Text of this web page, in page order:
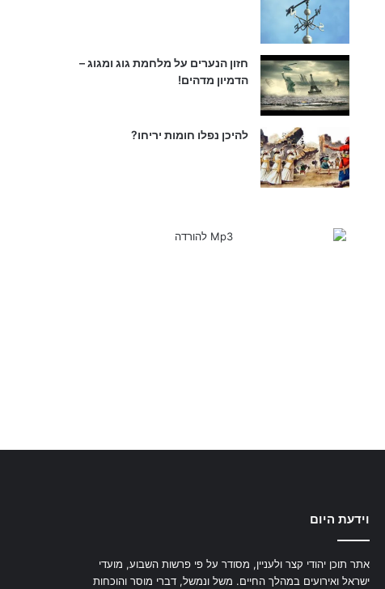
חזון הנערים על מלחמת גוג ומגוג –
הדמיון מדהים!
להיכן נפלו חומות יריחו?
וידעת היום
אתר תוכן יהודי קצר ולעניין, מסודר על פי פרשות השבוע, מועדי
ישראל ואירועים במהלך החיים. משל ונמשל, דברי מוסר והוכחות